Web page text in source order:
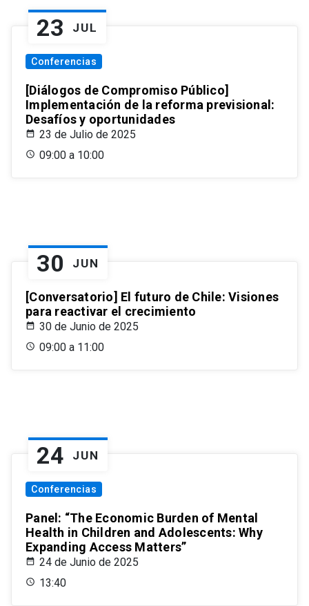
23 JUL
Conferencias
[Diálogos de Compromiso Público]
Implementación de la reforma previsional:
Desafíos y oportunidades
23 de Julio de 2025
09:00 a 10:00
30 JUN
[Conversatorio] El futuro de Chile: Visiones
para reactivar el crecimiento
30 de Junio de 2025
09:00 a 11:00
24 JUN
Conferencias
Panel: “The Economic Burden of Mental
Health in Children and Adolescents: Why
Expanding Access Matters”
24 de Junio de 2025
13:40